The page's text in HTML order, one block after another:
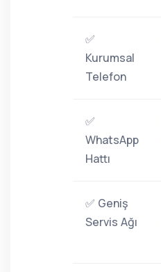
✅
Kurumsal
Telefon
✅
WhatsApp
Hattı
✅ Geniş
Servis Ağı